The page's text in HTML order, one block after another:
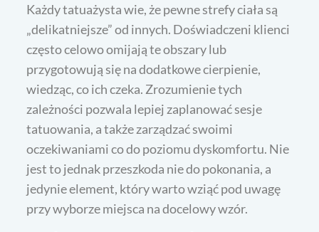
Każdy tatuażysta wie, że pewne strefy ciała są
„delikatniejsze” od innych. Doświadczeni klienci
często celowo omijają te obszary lub
przygotowują się na dodatkowe cierpienie,
wiedząc, co ich czeka. Zrozumienie tych
zależności pozwala lepiej zaplanować sesje
tatuowania, a także zarządzać swoimi
oczekiwaniami co do poziomu dyskomfortu. Nie
jest to jednak przeszkoda nie do pokonania, a
jedynie element, który warto wziąć pod uwagę
przy wyborze miejsca na docelowy wzór.